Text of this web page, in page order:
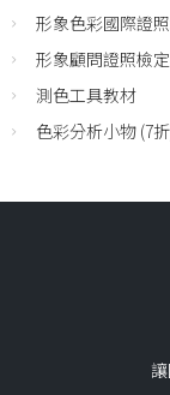
形象色彩國際證
形象顧問證照檢
測色工具教材
色彩分析小物 (7